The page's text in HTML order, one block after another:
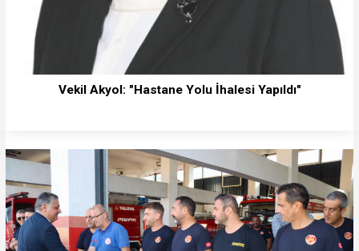
Vekil Akyol: "Hastane Yolu İhalesi Yapıldı"